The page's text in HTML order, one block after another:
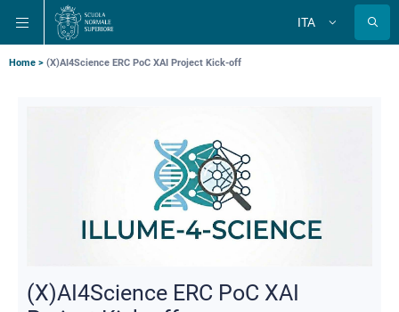
alla
navigazione
principale
contenuto
principale
alla
ricerca
principale
ITA
Briciole
Home (X)AI4Science ERC PoC XAI Project Kick-off
(X)AI4Science ERC PoC XAI